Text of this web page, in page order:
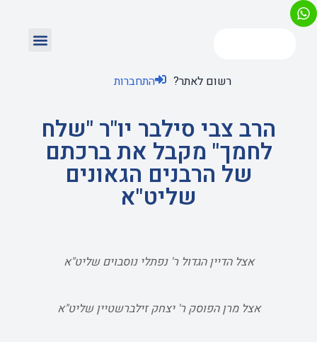
רשום לאתר? התחברות
הרב צבי סילבר יו"ר "שלח
לחמך" מקבל את ברכתם
של הרבנים הגאונים
שליט"א
אצל הדיין הגדול ר' נפתלי נוסבוים שליט"א
אצל מרן הפוסק ר' יצחק זילברשטיין שליט"א